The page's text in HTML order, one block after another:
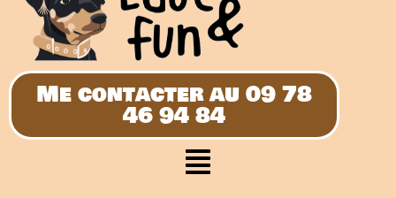
Me contacter au 09 78
46 94 84